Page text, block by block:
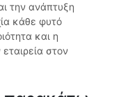
την ανάπτυξη
κάθε φυτό
και η
στον